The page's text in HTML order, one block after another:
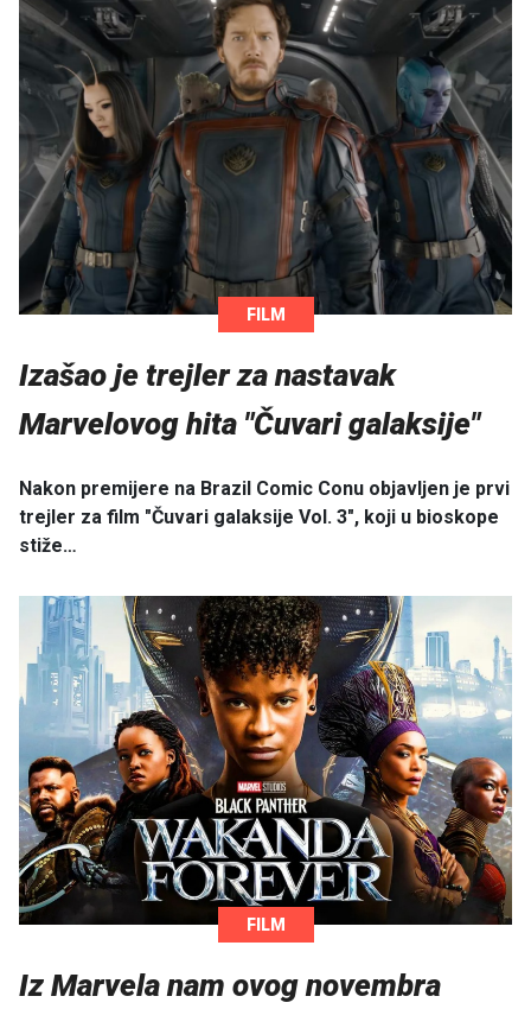
FILM
Izašao je trejler za nastavak
Marvelovog hita "Čuvari galaksije"
Nakon premijere na Brazil Comic Conu objavljen je prvi
trejler za film "Čuvari galaksije Vol. 3", koji u bioskope
stiže…
FILM
Iz Marvela nam ovog novembra